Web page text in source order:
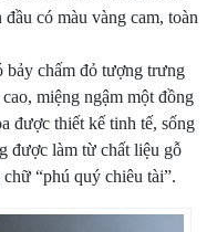
có màu vàng cam, toàn
chấm đỏ tượng trưng
miệng ngậm một đồng
được thiết kế tinh tế, sống
được làm từ chất liệu gỗ
“phú quý chiêu tài”.